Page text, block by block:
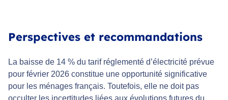
Perspectives et recommandations
La baisse de 14 % du tarif réglementé d’électricité prévue
pour février 2026 constitue une opportunité significative
pour les ménages français. Toutefois, elle ne doit pas
occulter les incertitudes liées aux évolutions futures du